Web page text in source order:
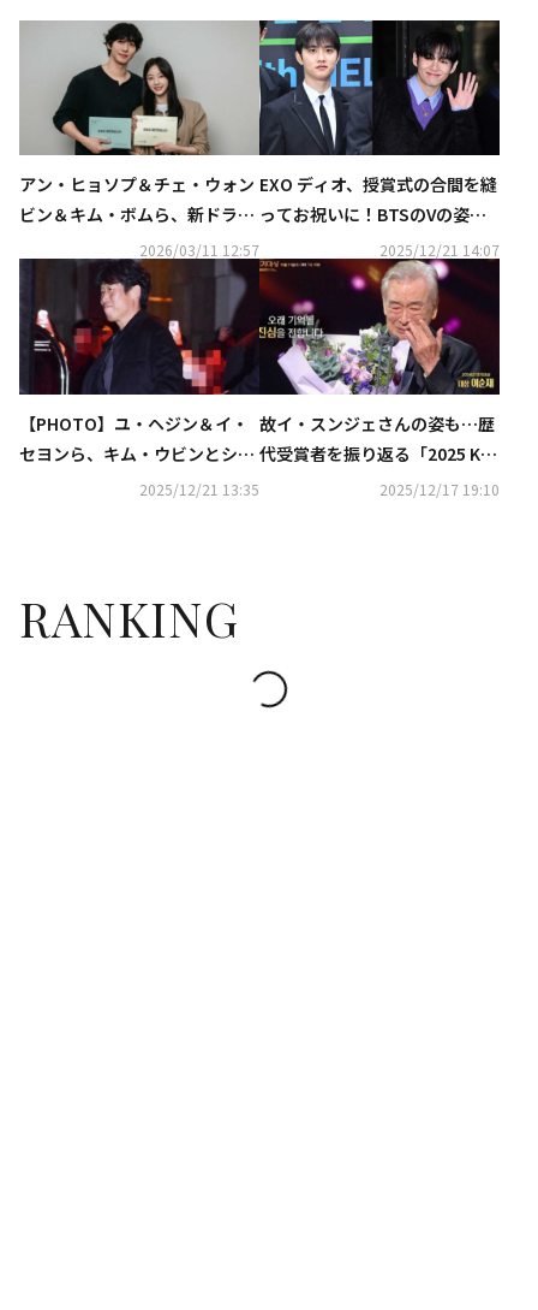
アン・ヒョソプ＆チェ・ウォン
ビン＆キム・ボムら、新ドラマ
「本日も完売しました」台本読
み合わせ現場を公開
2026/03/11 12:57
EXO ディオ、授賞式の合間を縫
ってお祝いに！BTSのVの姿
も…キム・ウビン＆シン・ミナ
の挙式に豪華スター続々
2025/12/21 14:07
【PHOTO】ユ・ヘジン＆イ・
セヨンら、キム・ウビンとシ
ン・ミナの結婚式に出席
2025/12/21 13:35
故イ・スンジェさんの姿も…歴
代受賞者を振り返る「2025 KB
S演技大賞」第2弾予告映像が公
2025/12/17 19:10
RANKING